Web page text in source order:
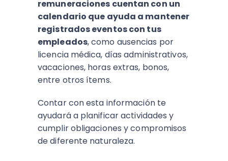
remuneraciones cuentan con un
calendario que ayuda a mantener
registrados eventos con tus
empleados, como ausencias por
licencia médica, días administrativos,
vacaciones, horas extras, bonos,
entre otros ítems.
Contar con esta información te
ayudará a planificar actividades y
cumplir obligaciones y compromisos
de diferente naturaleza.